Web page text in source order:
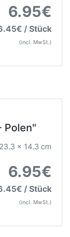
6.95€
/ Stück
(incl. MwSt.)
Polen"
23.3 x 14.3 cm
6.95€
/ Stück
(incl. MwSt.)